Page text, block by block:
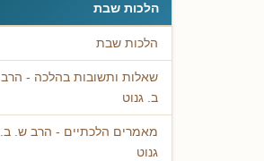
הלכות שבת
הלכות שבת
שאלות ותשובות בהלכה -
ב. גנוט
מאמרים הלכתיים - הרב ש. ב.
גנוט